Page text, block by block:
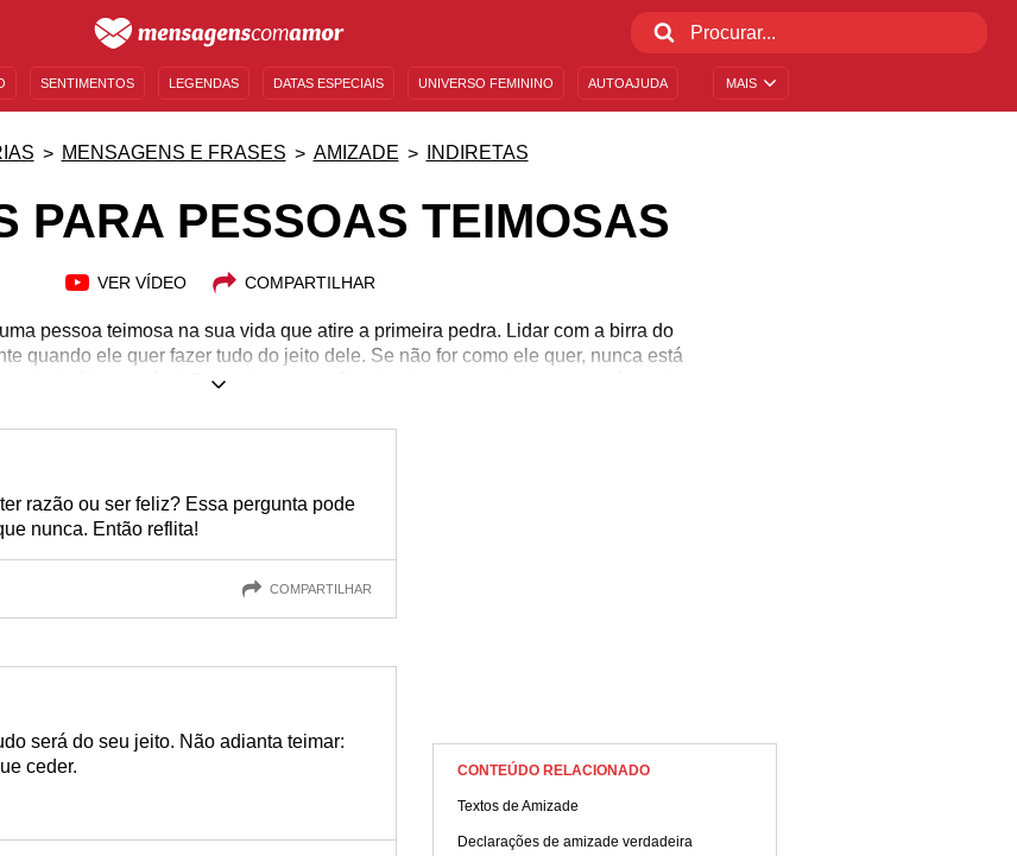
MAIS
SENTIMENTOS LEGENDAS DATAS ESPECIAIS UNIVERSO FEMININO AUTOAJUDA
MENSAGENS E FRASES AMIZADE INDIRETAS
PARA PESSOAS TEIMOSAS
VER VÍDEO COMPARTILHAR
pessoa teimosa na sua vida que atire a primeira pedra. Lidar com a birra do
quando ele quer fazer tudo do jeito dele. Se não for como ele quer, nunca está
calado é impossível. Por mais que você ceda, chega uma hora em que é preciso
Assim, você dá o seu recado e ainda evita o confronto direto. Afinal, você
com um teimoso é como tentar convencer uma porta!
razão ou ser feliz? Essa pergunta pode
nunca. Então reflita!
COMPARTILHAR
será do seu jeito. Não adianta teimar:
ceder.
CONTEÚDO RELACIONADO
Textos de Amizade
Declarações de amizade verdadeira